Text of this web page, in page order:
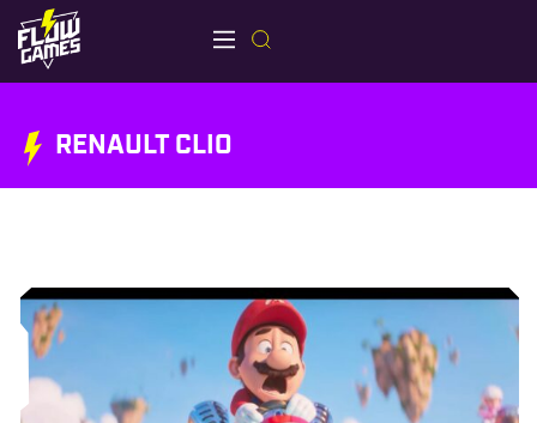
RENAULT CLIO